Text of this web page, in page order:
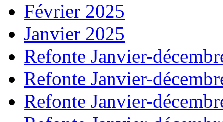
Février 2025
Janvier 2025
Refonte Janvier-
Refonte Janvier-
Refonte Janvier-